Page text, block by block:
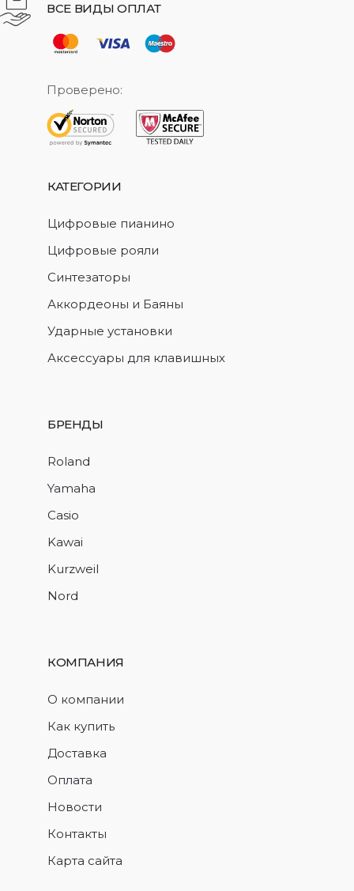
ВСЕ ВИДЫ ОПЛАТ
Проверено:
КАТЕГОРИИ
Цифровые пианино
Цифровые рояли
Синтезаторы
Аккордеоны и Баяны
Ударные установки
Аксессуары для клавишных
БРЕНДЫ
Roland
Yamaha
Casio
Kawai
Kurzweil
Nord
КОМПАНИЯ
О компании
Как купить
Доставка
Оплата
Новости
Контакты
Карта сайта